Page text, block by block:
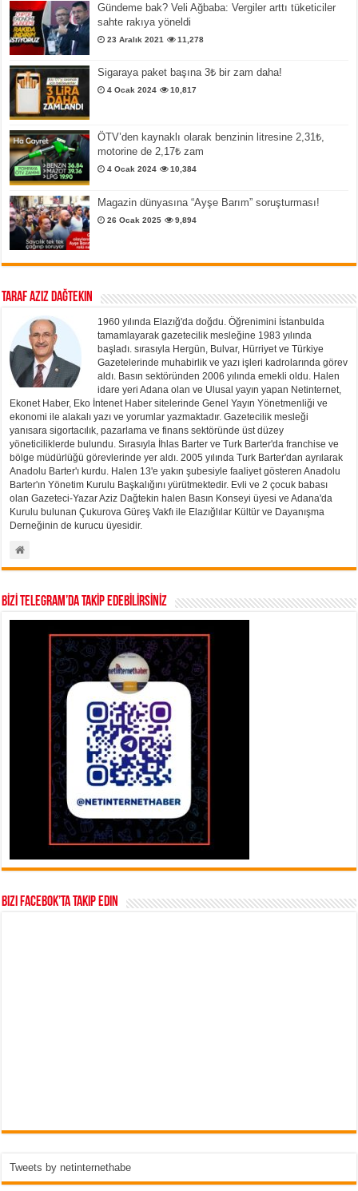
Gündeme bak? Veli Ağbaba: Vergiler arttı tüketiciler
sahte rakıya yöneldi
23 Aralık 2021 11,278
Sigaraya paket başına 3₺ bir zam daha!
4 Ocak 2024 10,817
ÖTV’den kaynaklı olarak benzinin litresine 2,31₺,
motorine de 2,17₺ zam
4 Ocak 2024 10,384
Magazin dünyasına “Ayşe Barım” soruşturması!
26 Ocak 2025 9,894
Taraf Aziz Dağtekin
1960 yılında Elazığ'da doğdu. Öğrenimini İstanbulda
tamamlayarak gazetecilik mesleğine 1983 yılında
başladı. sırasıyla Hergün, Bulvar, Hürriyet ve Türkiye
Gazetelerinde muhabirlik ve yazı işleri kadrolarında görev
aldı. Basın sektöründen 2006 yılında emekli oldu. Halen
idare yeri Adana olan ve Ulusal yayın yapan Netinternet,
Ekonet Haber, Eko İntenet Haber sitelerinde Genel Yayın Yönetmenliği ve
ekonomi ile alakalı yazı ve yorumlar yazmaktadır. Gazetecilik mesleği
yanısara sigortacılık, pazarlama ve finans sektöründe üst düzey
yöneticiliklerde bulundu. Sırasıyla İhlas Barter ve Turk Barter'da franchise ve
bölge müdürlüğü görevlerinde yer aldı. 2005 yılında Turk Barter'dan ayrılarak
Anadolu Barter'ı kurdu. Halen 13'e yakın şubesiyle faaliyet gösteren Anadolu
Barter'ın Yönetim Kurulu Başkalığını yürütmektedir. Evli ve 2 çocuk babası
olan Gazeteci-Yazar Aziz Dağtekin halen Basın Konseyi üyesi ve Adana'da
Kurulu bulunan Çukurova Güreş Vakfı ile Elazığlılar Kültür ve Dayanışma
Derneğinin de kurucu üyesidir.
BİZİ TELEGRAM’DA TAKİP EDEBİLİRSİNİZ
Bizi Facebok’ta takip edin
Tweets by netinternethabe